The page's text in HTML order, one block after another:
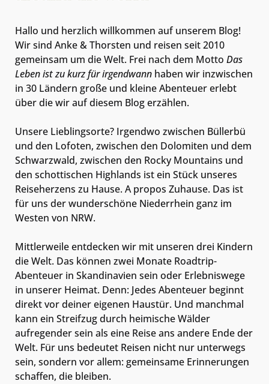
Hallo und herzlich willkommen auf unserem Blog!
Wir sind Anke & Thorsten und reisen seit 2010
gemeinsam um die Welt. Frei nach dem Motto Das
Leben ist zu kurz für irgendwann haben wir inzwischen
in 30 Ländern große und kleine Abenteuer erlebt
über die wir auf diesem Blog erzählen.
Unsere Lieblingsorte? Irgendwo zwischen Büllerbü
und den Lofoten, zwischen den Dolomiten und dem
Schwarzwald, zwischen den Rocky Mountains und
den schottischen Highlands ist ein Stück unseres
Reiseherzens zu Hause. A propos Zuhause. Das ist
für uns der wunderschöne Niederrhein ganz im
Westen von NRW.
Mittlerweile entdecken wir mit unseren drei Kindern
die Welt. Das können zwei Monate Roadtrip-
Abenteuer in Skandinavien sein oder Erlebniswege
in unserer Heimat. Denn: Jedes Abenteuer beginnt
direkt vor deiner eigenen Haustür. Und manchmal
kann ein Streifzug durch heimische Wälder
aufregender sein als eine Reise ans andere Ende der
Welt. Für uns bedeutet Reisen nicht nur unterwegs
sein, sondern vor allem: gemeinsame Erinnerungen
schaffen, die bleiben.